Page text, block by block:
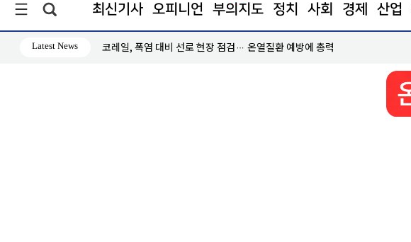
최신기사 오피니언 부의지도 정치 사회 경제 산업
Latest News 코레일, 폭염 대비 선로 현장 점검… 온열질환 예방에 총력